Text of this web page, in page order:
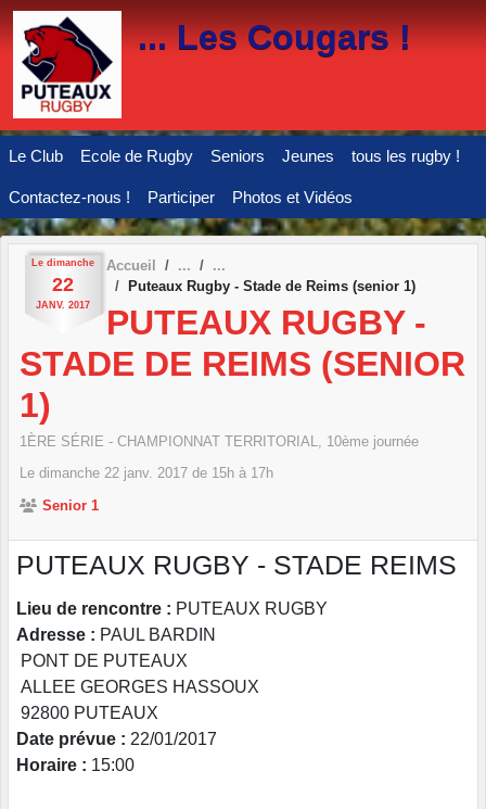
... Les Cougars !
Le Club Ecole de Rugby Seniors Jeunes tous les rugby !
Contactez-nous ! Participer Photos et Vidéos
Le dimanche
22
JANV. 2017
Accueil
Puteaux Rugby - Stade de Reims (senior 1)
PUTEAUX RUGBY -
STADE DE REIMS (SENIOR
1)
1ÈRE SÉRIE - CHAMPIONNAT TERRITORIAL, 10ème journée
Le dimanche 22 janv. 2017 de 15h à 17h
Senior 1
PUTEAUX RUGBY - STADE REIMS
Lieu de rencontre : PUTEAUX RUGBY
Adresse : PAUL BARDIN
PONT DE PUTEAUX
ALLEE GEORGES HASSOUX
92800 PUTEAUX
Date prévue : 22/01/2017
Horaire : 15:00
Panneau de gestion des cookies